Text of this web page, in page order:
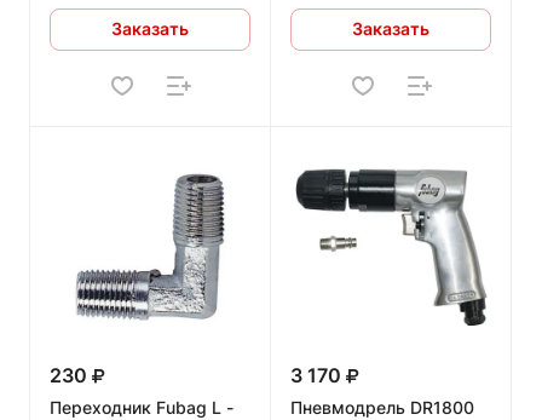
Заказать Заказать
230
Переходник Fubag L -
3 170
Пневмодрель DR1800